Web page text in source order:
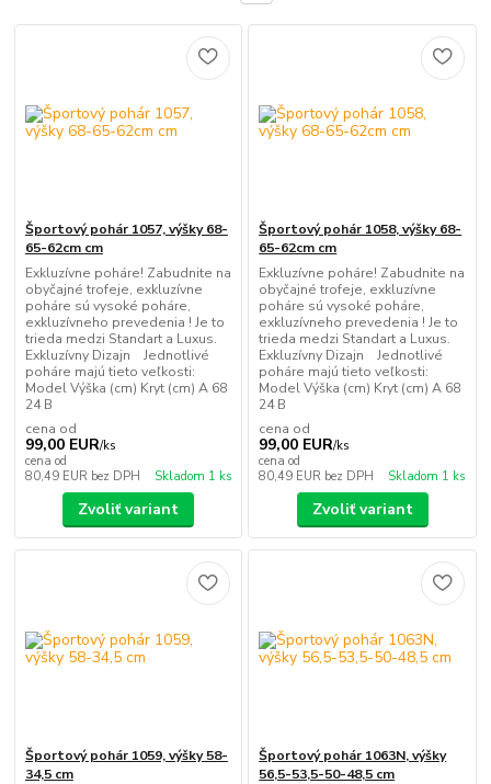
Športový pohár 1057, výšky 68-
65-62cm cm
Exkluzívne poháre! Zabudnite na
obyčajné trofeje, exkluzívne
poháre sú vysoké poháre,
exkluzívneho prevedenia ! Je to
trieda medzi Standart a Luxus.
Exkluzívny Dizajn Jednotlivé
poháre majú tieto veľkosti:
Model Výška (cm) Kryt (cm) A 68
24 B
cena od
99,00 EUR/ks
cena od
80,49 EUR bez DPH Skladom 1 ks
Zvoliť variant
Športový pohár 1058, výšky 68-
65-62cm cm
Exkluzívne poháre! Zabudnite na
obyčajné trofeje, exkluzívne
poháre sú vysoké poháre,
exkluzívneho prevedenia ! Je to
trieda medzi Standart a Luxus.
Exkluzívny Dizajn Jednotlivé
poháre majú tieto veľkosti:
Model Výška (cm) Kryt (cm) A 68
24 B
cena od
99,00 EUR/ks
cena od
80,49 EUR bez DPH Skladom 1 ks
Zvoliť variant
Športový pohár 1059, výšky 58-
34,5 cm
Športový pohár 1063N, výšky
56,5-53,5-50-48,5 cm